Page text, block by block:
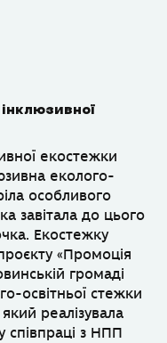
екостежки
еколого-
особливого
завітала до цього
Екостежку
«Промоція
громаді
освітньої стежки
який реалізувала
співпраці з НПП